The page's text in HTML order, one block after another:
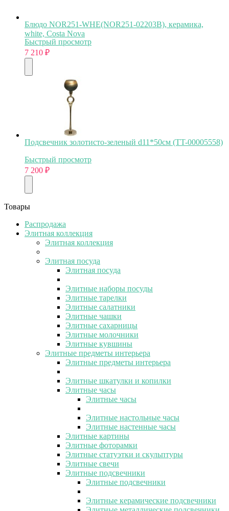
Блюдо NOR251-WHE(NOR251-02203B), керамика,
white, Costa Nova
Быстрый просмотр
7 210 ₽
Подсвечник золотисто-зеленый d11*50см (TT-00005558)
Быстрый просмотр
7 200 ₽
Товары
Распродажа
Элитная коллекция
Элитная коллекция
Элитная посуда
Элитная посуда
Элитные наборы посуды
Элитные тарелки
Элитные салатники
Элитные чашки
Элитные сахарницы
Элитные молочники
Элитные кувшины
Элитные предметы интерьера
Элитные предметы интерьера
Элитные шкатулки и копилки
Элитные часы
Элитные часы
Элитные настольные часы
Элитные настенные часы
Элитные картины
Элитные фоторамки
Элитные статуэтки и скульптуры
Элитные свечи
Элитные подсвечники
Элитные подсвечники
Элитные керамические подсвечники